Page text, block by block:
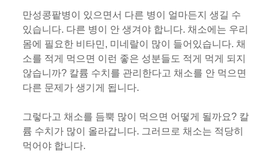
만성콩팥병이 있으면서 다른 병이 얼마든지 생길 수
있습니다. 다른 병이 안 생겨야 합니다. 채소에는 우리
몸에 필요한 비타민, 미네랄이 많이 들어있습니다. 채
소를 적게 먹으면 이런 좋은 성분들도 적게 먹게 되지
않습니까? 칼륨 수치를 관리한다고 채소를 안 먹으면
다른 문제가 생기게 됩니다.
그렇다고 채소를 듬뿍 많이 먹으면 어떻게 될까요? 칼
륨 수치가 많이 올라갑니다. 그러므로 채소는 적당히
먹어야 합니다.